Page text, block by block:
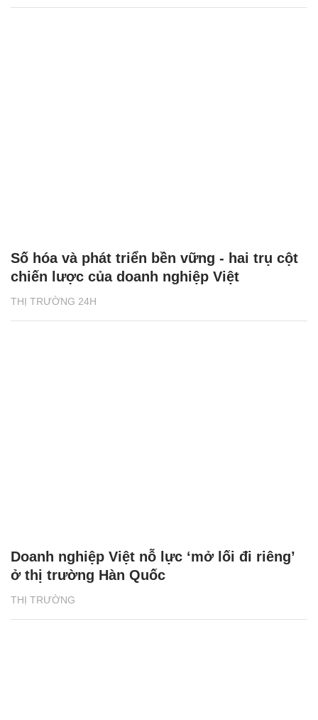
THỊ TRƯỜNG 24H
Số hóa và phát triển bền vững - hai trụ cột
chiến lược của doanh nghiệp Việt
THỊ TRƯỜNG
Doanh nghiệp Việt nỗ lực ‘mở lối đi riêng’
ở thị trường Hàn Quốc